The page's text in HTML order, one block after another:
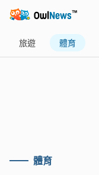
旅遊 體育
體育